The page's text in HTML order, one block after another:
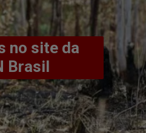
no site da
Brasil